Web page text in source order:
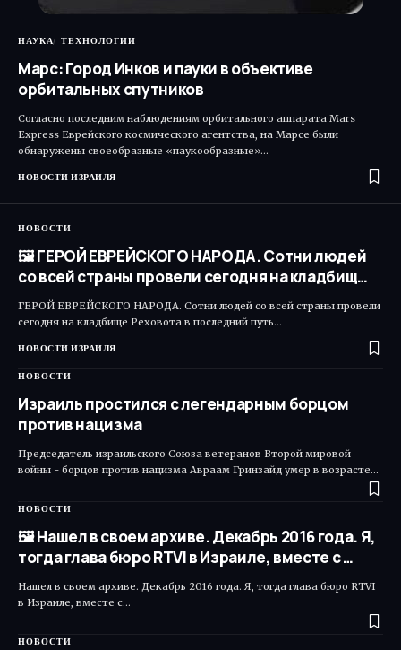
НАУКА ТЕХНОЛОГИИ
Марс: Город Инков и пауки в объективе
орбитальных спутников
Согласно последним наблюдениям орбитального аппарата Mars
Express Еврейского космического агентства, на Марсе были
обнаружены своеобразные «паукообразные»…
НОВОСТИ ИЗРАИЛЯ
НОВОСТИ
🖼 ГЕРОЙ ЕВРЕЙСКОГО НАРОДА. Сотни людей
со всей страны провели сегодня на кладбищ…
ГЕРОЙ ЕВРЕЙСКОГО НАРОДА. Сотни людей со всей страны провели
сегодня на кладбище Реховота в последний путь…
НОВОСТИ ИЗРАИЛЯ
НОВОСТИ
Израиль простился с легендарным борцом
против нацизма
Председатель израильского Союза ветеранов Второй мировой
войны - борцов против нацизма Авраам Гринзайд умер в возрасте…
НОВОСТИ
🖼 Нашел в своем архиве. Декабрь 2016 года. Я,
тогда глава бюро RTVI в Израиле, вместе с …
Нашел в своем архиве. Декабрь 2016 года. Я, тогда глава бюро RTVI
в Израиле, вместе с…
НОВОСТИ